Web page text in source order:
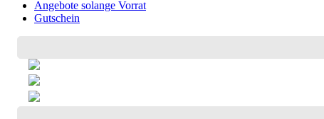
Angebote solange Vorrat
Gutschein